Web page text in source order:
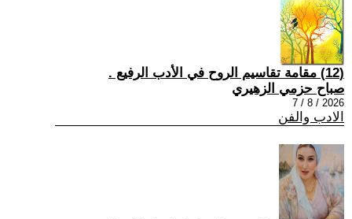
(12) مقامة تقاسيم الروح في الأدب الرفيع .
صباح حزمي الزهيري
2026 / 8 / 7
الادب والفن